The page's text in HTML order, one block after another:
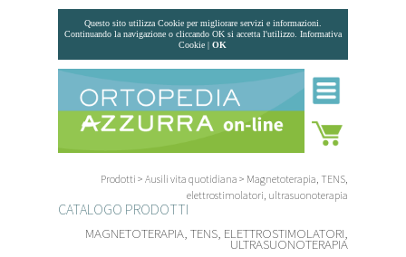
Questo sito utilizza Cookie per migliorare servizi e informazioni.
Continuando la navigazione o cliccando OK si accetta l'utilizzo. Informativa
Cookie |OK
Prodotti > Ausili vita quotidiana > Magnetoterapia, TENS,
elettrostimolatori, ultrasuonoterapia
CATALOGO PRODOTTI
MAGNETOTERAPIA, TENS, ELETTROSTIMOLATORI,
ULTRASUONOTERAPIA